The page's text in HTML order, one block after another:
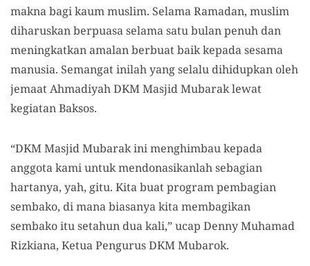
makna bagi kaum muslim. Selama Ramadan, muslim
diharuskan berpuasa selama satu bulan penuh dan
meningkatkan amalan berbuat baik kepada sesama
manusia. Semangat inilah yang selalu dihidupkan oleh
jemaat Ahmadiyah DKM Masjid Mubarak lewat
kegiatan Baksos.
“DKM Masjid Mubarak ini menghimbau kepada
anggota kami untuk mendonasikanlah sebagian
hartanya, yah, gitu. Kita buat program pembagian
sembako, di mana biasanya kita membagikan
sembako itu setahun dua kali,” ucap Denny Muhamad
Rizkiana, Ketua Pengurus DKM Mubarok.